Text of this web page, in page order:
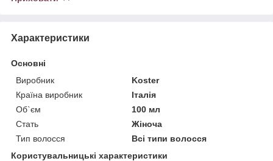
Характеристики
Основні
Виробник
Koster
Країна виробник
Італія
Об`єм
100 мл
Стать
Жіноча
Тип волосся
Всі типи волосся
Користувальницькі характеристики